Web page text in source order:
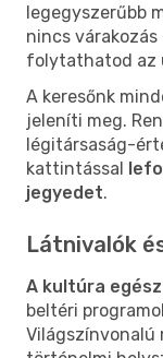
legegyszerűbb
nincs
folytathatod az
A keresőnk
jeleníti meg.
légitársaság-
kattintással
jegyedet.
Látnivalók
A kultúra
beltéri
Világszínvonalú